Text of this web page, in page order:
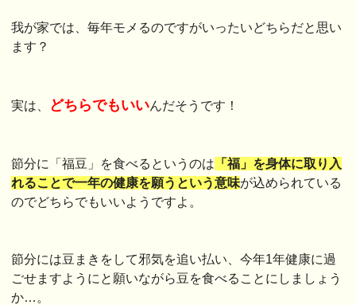
我が家では、毎年モメるのですがいったいどちらだと思い
ます？
実は、 どちらでもいいんだそうです！
節分に「福豆」を食べるというのは 「福」を身体に取り入
れることで一年の健康を願うという意味が込められている
のでどちらでもいいようですよ。
節分には豆まきをして邪気を追い払い、今年1年健康に過
ごせますようにと願いながら豆を食べることにしましょう
か…。